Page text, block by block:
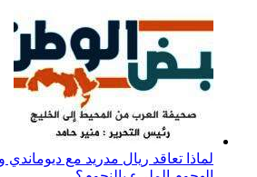
لماذا تعاقد ريال مدريد مع